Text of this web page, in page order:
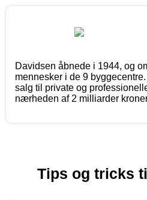
Davidsen åbnede i 1944, og
mennesker i de 9
salg til private og
nærheden af 2 milliarder
Tips og tricks